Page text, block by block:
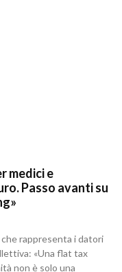
medici e
Passo avanti su
rappresenta i datori
«Una flat tax
non è solo una